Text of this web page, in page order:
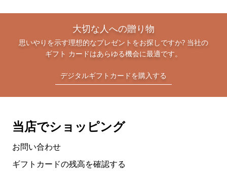
大切な人への贈り物
思いやりを示す理想的なプレゼントをお探しですか? 当社の
ギフト カードはあらゆる機会に最適です。
デジタルギフトカードを購入する
当店でショッピング
お問い合わせ
ギフトカードの残高を確認する